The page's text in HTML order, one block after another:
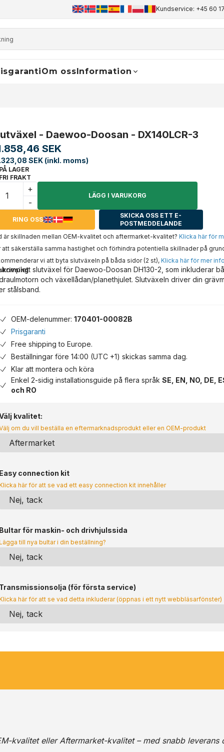
+45 60 17 81 50 info@finaldrive-trackmotors.com WhatsApp
Kundservice: +45 60
Om ossInformation
- Daewoo-Doosan - DX140LCR-3
SEK
SEK (inkl. moms)
PÅ LAGER
FRI FRAKT
+
-
LÄGG I VARUKORG
RING OSS
SKICKA OSS ETT E-
POSTMEDDELANDE
är skillnaden mellan OEM-kvalitet och aftermarket-kvalitet? Klicka här för
att säkerställa samma hastighet och förhindra potentiella skillnader på
vi att byta slutväxeln på båda sidor (2 st), Klicka här för mer
komplett slutväxel för Daewoo-Doosan DH130-2, som inkluderar
och växellådan/planethjulet. Slutväxeln driver din
stålsband.
OEM-delenummer: 170401-00082B
Prisgaranti
Free shipping to Europe.
Beställningar före 14:00 (UTC +1) skickas samma dag.
Klar att montera och köra
Enkel 2-sidig installationsguide på flera språk SE, EN, NO, DE,
och RO
kvalitet:
om du vill beställa en eftermarknadsprodukt eller en OEM-produkt
Easy connection kit
här för att se vad ett easy connection kit innehåller
Bultar för maskin- och drivhjulssida
till nya bultar i din beställning?
Transmissionsolja (för första service)
här för att se vad detta inkluderar (öppnas i ett nytt webbläsarfönster)
kvalitet eller Aftermarket-kvalitet – med snabb leverans